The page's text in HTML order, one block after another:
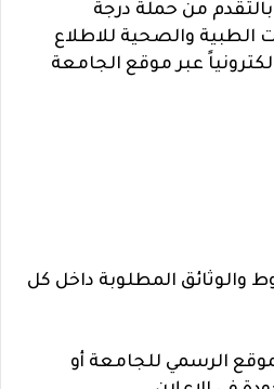
من حملة درجة
الطبية والصحية للاطلاع
عبر موقع الجامعة
والوثائق المطلوبة داخل كل
الرسمي للجامعة أو